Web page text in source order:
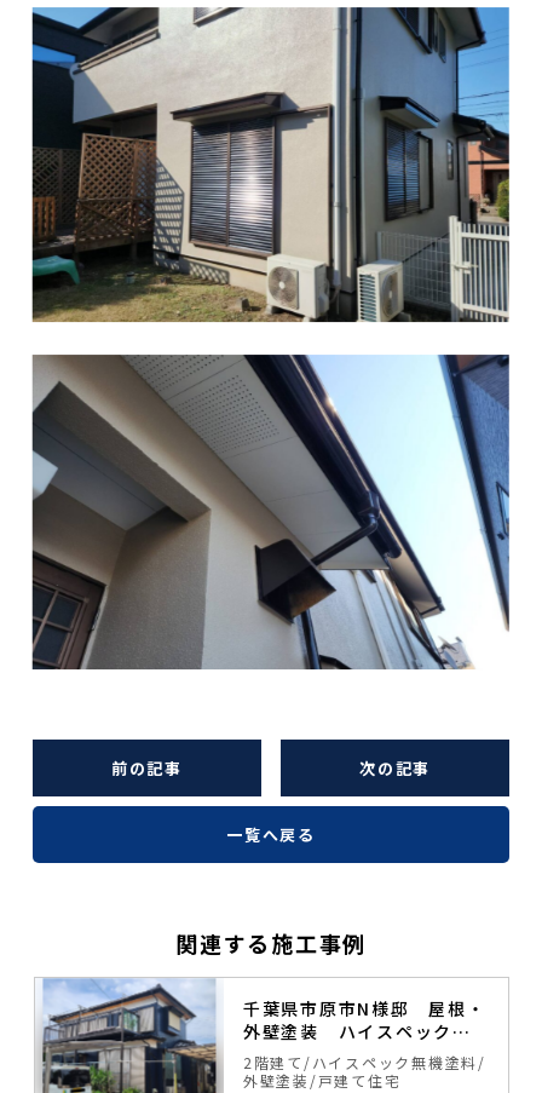
前の記事 次の記事
一覧へ戻る
関連する施工事例
千葉県市原市N様邸 屋根・
外壁塗装 ハイスペック無
機塗料
2階建て
ハイスペック無機塗料
外壁塗装 戸建て住宅